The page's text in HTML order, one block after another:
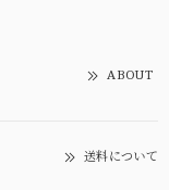
ABOUT
送料について